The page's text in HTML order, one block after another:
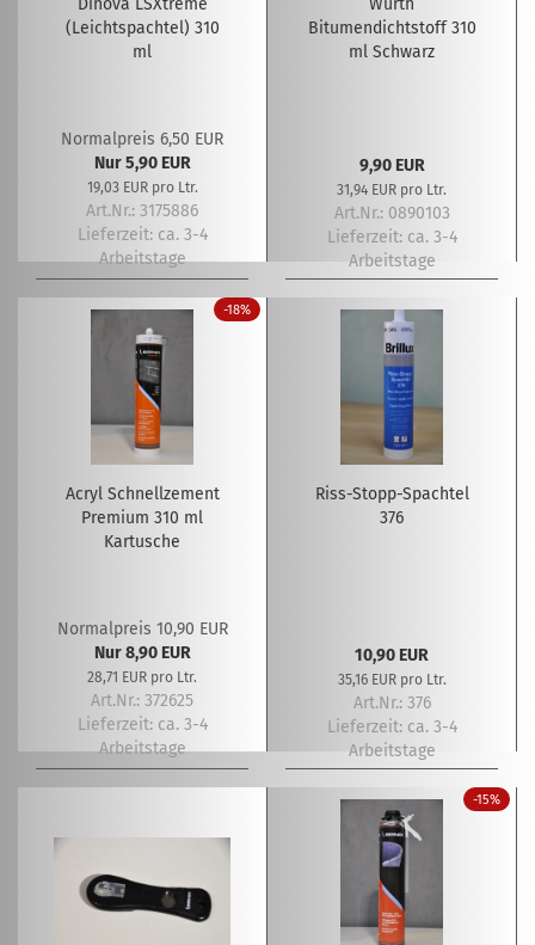
Dinova LSXtreme
(Leichtspachtel) 310
ml
Normalpreis 6,50 EUR
Nur 5,90 EUR
19,03 EUR pro Ltr.
Art.Nr.: 3175886
Lieferzeit: ca. 3-4
Arbeitstage
Würth
Bitumendichtstoff 310
ml Schwarz
9,90 EUR
31,94 EUR pro Ltr.
Art.Nr.: 0890103
Lieferzeit: ca. 3-4
Arbeitstage
-18%
Acryl Schnellzement
Premium 310 ml
Kartusche
Normalpreis 10,90 EUR
Nur 8,90 EUR
28,71 EUR pro Ltr.
Art.Nr.: 372625
Lieferzeit: ca. 3-4
Arbeitstage
Riss-Stopp-Spachtel
376
10,90 EUR
35,16 EUR pro Ltr.
Art.Nr.: 376
Lieferzeit: ca. 3-4
Arbeitstage
-15%